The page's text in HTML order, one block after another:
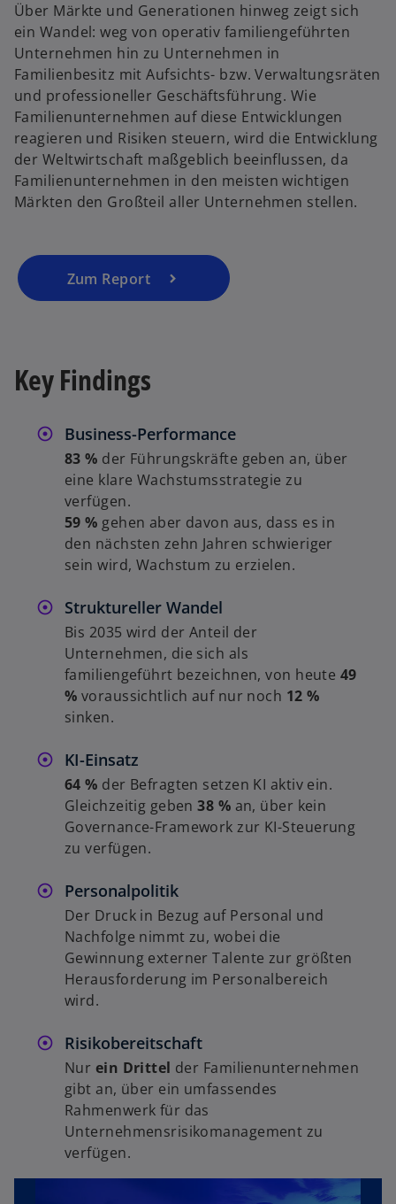
Über Märkte und Generationen hinweg zeigt sich
ein Wandel: weg von operativ familiengeführten
Unternehmen hin zu Unternehmen in
Familienbesitz mit Aufsichts- bzw. Verwaltungsräten
und professioneller Geschäftsführung. Wie
Familienunternehmen auf diese Entwicklungen
reagieren und Risiken steuern, wird die Entwicklung
der Weltwirtschaft maßgeblich beeinflussen, da
Familienunternehmen in den meisten wichtigen
Märkten den Großteil aller Unternehmen stellen.
Zum Report
e
i
n
e
r
n
e
u
e
n
e
is
e
g
ö
ff
n
t
Key Findings
Business-Performance
83 % der Führungskräfte geben an, über
eine klare Wachstumsstrategie zu
verfügen.
59 % gehen aber davon aus, dass es in
den nächsten zehn Jahren schwieriger
sein wird, Wachstum zu erzielen.
Struktureller Wandel
Bis 2035 wird der Anteil der
Unternehmen, die sich als
familiengeführt bezeichnen, von heute 49
% voraussichtlich auf nur noch 12 %
sinken.
KI-Einsatz
64 % der Befragten setzen KI aktiv ein.
Gleichzeitig geben38 % an, über kein
Governance-Framework zur KI-Steuerung
zu verfügen.
Personalpolitik
Der Druck in Bezug auf Personal und
Nachfolge nimmt zu, wobei die
Gewinnung externer Talente zur größten
Herausforderung im Personalbereich
wird.
Risikobereitschaft
Nur ein Drittel der Familienunternehmen
gibt an, über ein umfassendes
Rahmenwerk für das
Unternehmensrisikomanagement zu
verfügen.
w
d